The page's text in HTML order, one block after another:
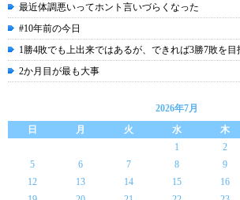
最近体調悪いってホント言いづらくなった
#10年前の今日
1勝4敗でも上出来ではあるが、できれば3勝7敗を
2か月目が最も大事
2026年7月
日
月 火 水 木
1
2
5
6 7 8 9
12
13 14 15 16